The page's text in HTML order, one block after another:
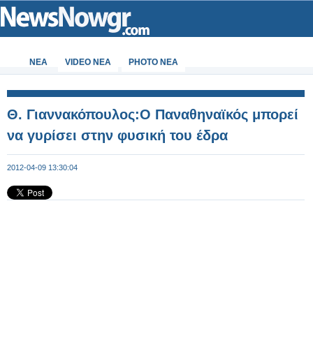
ΝΕΑ VIDEO NEA PHOTO NEA
Θ. Γιαννακόπουλος:Ο Παναθηναϊκός μπορεί
να γυρίσει στην φυσική του έδρα
2012-04-09 13:30:04